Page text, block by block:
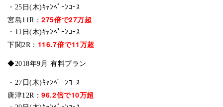
・25日(木)ｷｬﾝﾍﾟｰﾝｺｰｽ
宮島11R：275倍で27万超
・11日(木)ｷｬﾝﾍﾟｰﾝｺｰｽ
下関2R： 116.7倍で11万超
◆2018年9月 有料プラン
・27日(木)ｷｬﾝﾍﾟｰﾝｺｰｽ
唐津12R：96.2倍で10万超